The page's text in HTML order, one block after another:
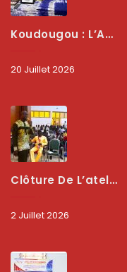
Koudougou : L’ARCEP Renforce Le Dialogue Avec Les Associations De Consommateurs Pour Mieux Protéger Les Usagers
20 Juillet 2026
Clôture De L’atelier National : L’ARCEP Et Les Collectivités Territoriales Consolident Leur Partenariat Pour Booster La Qualité Des Services Numériques
2 Juillet 2026